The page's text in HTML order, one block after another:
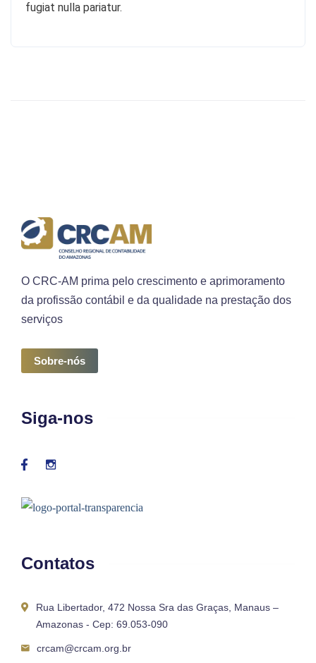
fugiat nulla pariatur.
O CRC-AM prima pelo crescimento e aprimoramento
da profissão contábil e da qualidade na prestação dos
serviços
Sobre-nós
Siga-nos
Contatos
Rua Libertador, 472 Nossa Sra das Graças, Manaus –
Amazonas - Cep: 69.053-090
crcam@crcam.org.br